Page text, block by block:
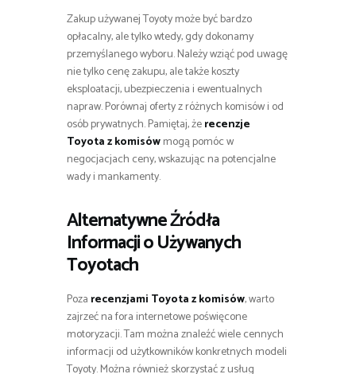
Zakup używanej Toyoty może być bardzo
opłacalny, ale tylko wtedy, gdy dokonamy
przemyślanego wyboru. Należy wziąć pod uwagę
nie tylko cenę zakupu, ale także koszty
eksploatacji, ubezpieczenia i ewentualnych
napraw. Porównaj oferty z różnych komisów i od
osób prywatnych. Pamiętaj, żerecenzje
Toyota z komisówmogą pomóc w
negocjacjach ceny, wskazując na potencjalne
wady i mankamenty.
Alternatywne Źródła
Informacji o Używanych
Toyotach
Poza recenzjami Toyota z komisów, warto
zajrzeć na fora internetowe poświęcone
motoryzacji. Tam można znaleźć wiele cennych
informacji od użytkowników konkretnych modeli
Toyoty. Można również skorzystać z usług